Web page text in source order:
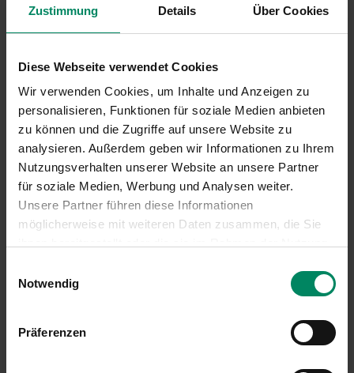
Zustimmung Details Über Cookies
Diese Webseite verwendet Cookies
Wir verwenden Cookies, um Inhalte und Anzeigen zu
personalisieren, Funktionen für soziale Medien anbieten
zu können und die Zugriffe auf unsere Website zu
analysieren. Außerdem geben wir Informationen zu Ihrem
Nutzungsverhalten unserer Website an unsere Partner
für soziale Medien, Werbung und Analysen weiter.
Unsere Partner führen diese Informationen
möglicherweise mit weiteren Daten zusammen, die Sie
Notwendig
Präferenzen
MERKZETTEL ANSEHEN
Kontakt
Niederösterreich, Oberösterreich, Wien:
DI Bernhard Müller, BEd
01/31 6 31-236
hochwasserschutz(at)publicconsulting.at
Tirol, Vorarlberg:
DI Laura Vögel
01/31 6 31-599